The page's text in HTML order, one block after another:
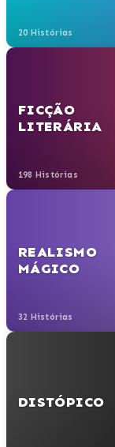
20 Histórias
FICÇÃO
LITERÁRIA
198 Histórias
REALISMO
MÁGICO
32 Histórias
DISTÓPICO